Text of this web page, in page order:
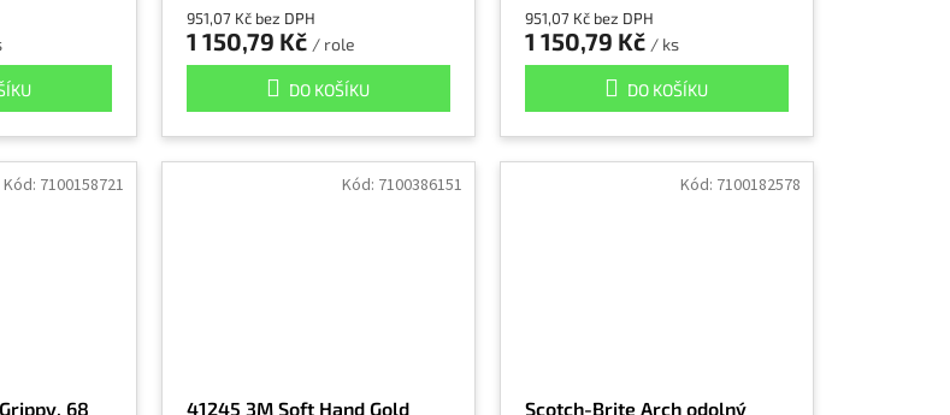
951,07 Kč bez DPH
1 150,79 Kč / role
DO KOŠÍKU
951,07 Kč bez DPH
1 150,79 Kč / ks
DO KOŠÍKU
68
Kód: 7100158721
41245 3M Soft Hand Gold
Kód: 7100386151
Scotch-Brite Arch odolný
Kód: 7100182578